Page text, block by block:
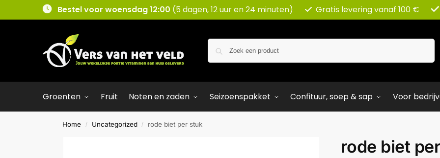
Bestel voor woensdag 12:00 (5 dagen, 12 uur en 24 minuten) Gratis levering vanaf 100 €
Groenten Fruit Noten en zaden Seizoenspakket Confituur, soep & sap Voor
Home / Uncategorized / rode biet per stuk
rode biet